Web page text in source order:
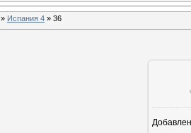
» Испания 4 » 36